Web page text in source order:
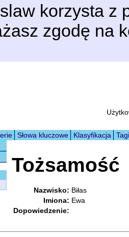
korzysta z
zgodę na
Słowa kluczowe Klasyfikacja
Tagi
Tożsamość
Nazwisko: Biłas
Imiona: Ewa
Dopowiedzenie: